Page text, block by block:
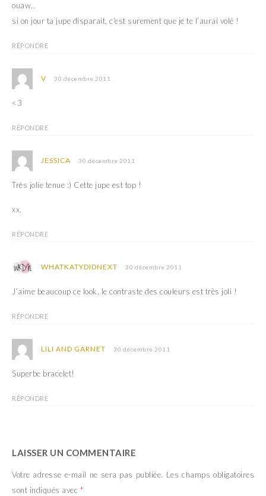
ouaw..
si on jour ta jupe disparait, c’est surement que je te l’aurai volé !
RÉPONDRE
V 30 décembre 2011
<3
RÉPONDRE
JESSICA 30 décembre 2011
Très jolie tenue :) Cette jupe est top !
xx.
RÉPONDRE
WHATKATYDIDNEXT 30 décembre 2011
J’aime beaucoup ce look, le contraste des couleurs est très joli !
RÉPONDRE
LILI AND GARNET 30 décembre 2011
Superbe bracelet!
RÉPONDRE
LAISSER UN COMMENTAIRE
Votre adresse e-mail ne sera pas publiée. Les champs obligatoires
sont indiqués avec *